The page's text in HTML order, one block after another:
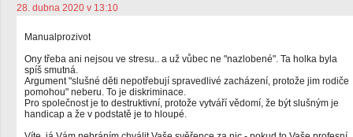
28. dubna 2020 v 13:10
Manualprozivot
Ony třeba ani nejsou ve stresu.. a už vůbec ne "nazlobené". Ta holka byla
spíš smutná.
Argument "slušné děti nepotřebují spravedlivé zacházení, protože jim rodiče
pomohou" neberu. To je diskriminace.
Pro společnost je to destruktivní, protože vytváří vědomí, že být slušným je
handicap a že v podstatě je to hloupé.